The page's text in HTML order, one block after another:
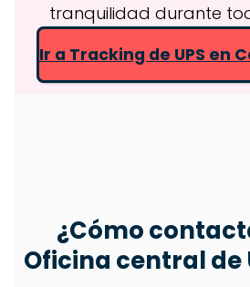
tranquilidad durante
Ir a Tracking de UPS en
¿Cómo
Oficina central de